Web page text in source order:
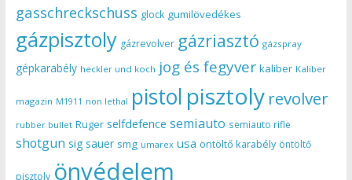
gasschreckschuss glock gumilövedékes
gázpisztoly gázrevolver gázriasztó gázspray
gépkarabély heckler und koch jog és fegyver kaliber Kaliber
magazin M1911 non lethal pistol pisztoly revolver
rubber bullet Ruger selfdefence semiauto semiauto rifle
shotgun sig sauer smg umarex usa öntöltő karabély öntöltő
pisztoly önvédelem